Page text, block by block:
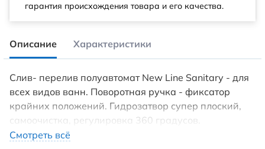
гарантия происхождения товара и его качества.
Описание Характеристики
Слив- перелив полуавтомат New Line Sanitary - для
всех видов ванн. Поворотная ручка - фиксатор
крайних положений. Гидрозатвор супер плоский,
самоочистка, регулировка 360 градусов.
Силиконовый уплотнитель, 3-х уровневая
Смотреть всё